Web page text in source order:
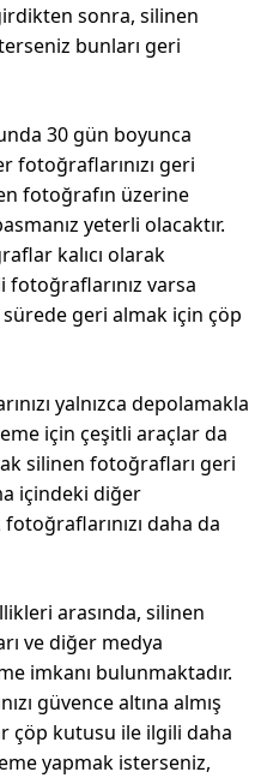
sonra, silinen
bunları geri
30 gün boyunca
fotoğraflarınızı geri
fotoğrafın üzerine
yeterli olacaktır.
kalıcı olarak
fotoğraflarınız varsa
geri almak için çöp
yalnızca depolamakla
için çeşitli araçlar da
silinen fotoğrafları geri
içindeki diğer
daha da
arasında, silinen
ve diğer medya
imkanı bulunmaktadır.
güvence altına almış
çöp kutusu ile ilgili daha
yapmak isterseniz,